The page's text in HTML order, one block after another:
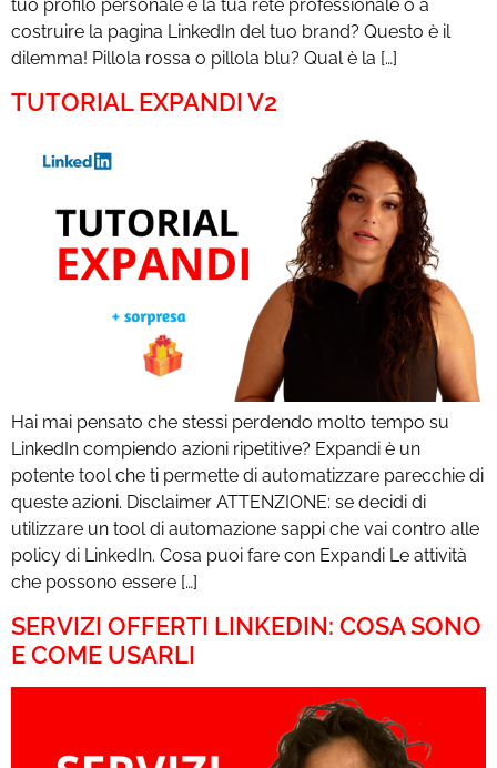
tuo profilo personale e la tua rete professionale o a
costruire la pagina LinkedIn del tuo brand? Questo è il
dilemma! Pillola rossa o pillola blu? Qual è la […]
TUTORIAL EXPANDI V2
Hai mai pensato che stessi perdendo molto tempo su
LinkedIn compiendo azioni ripetitive? Expandi è un
potente tool che ti permette di automatizzare parecchie di
queste azioni. Disclaimer ATTENZIONE: se decidi di
utilizzare un tool di automazione sappi che vai contro alle
policy di LinkedIn. Cosa puoi fare con Expandi Le attività
che possono essere […]
SERVIZI OFFERTI LINKEDIN: COSA SONO
E COME USARLI